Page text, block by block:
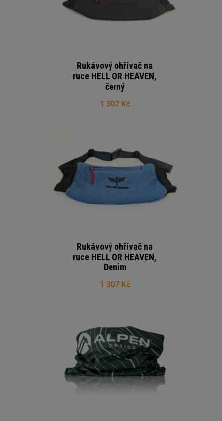
Rukávový ohřívač na
ruce HELL OR HEAVEN,
černý
1 307 Kč
Rukávový ohřívač na
ruce HELL OR HEAVEN,
Denim
1 307 Kč